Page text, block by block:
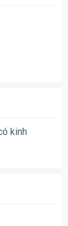
kinh